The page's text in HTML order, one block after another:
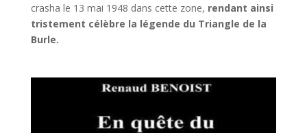
crasha le 13 mai 1948 dans cette zone, rendant ainsi
tristement célèbre la légende du Triangle de la
Burle.